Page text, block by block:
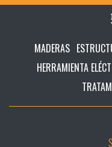
MADERAS
HERRAMIENTA